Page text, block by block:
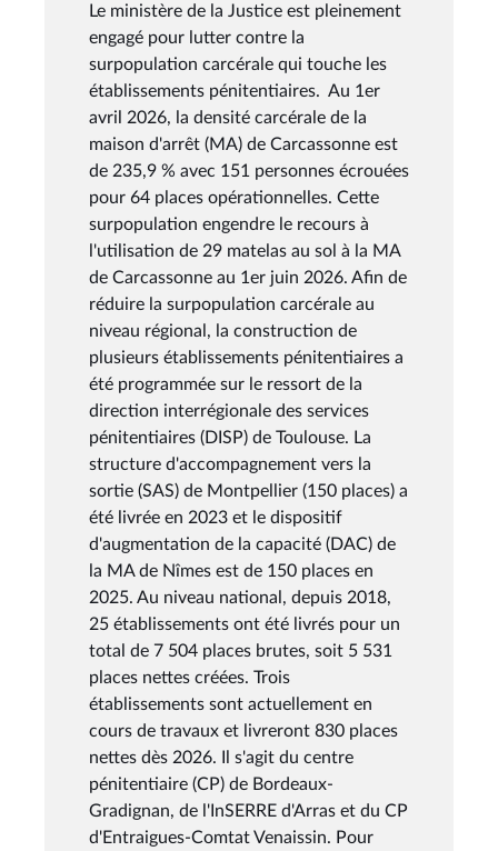
Le ministère de la Justice est pleinement
engagé pour lutter contre la
surpopulation carcérale qui touche les
établissements pénitentiaires. Au 1er
avril 2026, la densité carcérale de la
maison d'arrêt (MA) de Carcassonne est
de 235,9 % avec 151 personnes écrouées
pour 64 places opérationnelles. Cette
surpopulation engendre le recours à
l'utilisation de 29 matelas au sol à la MA
de Carcassonne au 1er juin 2026. Afin de
réduire la surpopulation carcérale au
niveau régional, la construction de
plusieurs établissements pénitentiaires a
été programmée sur le ressort de la
direction interrégionale des services
pénitentiaires (DISP) de Toulouse. La
structure d'accompagnement vers la
sortie (SAS) de Montpellier (150 places) a
été livrée en 2023 et le dispositif
d'augmentation de la capacité (DAC) de
la MA de Nîmes est de 150 places en
2025. Au niveau national, depuis 2018,
25 établissements ont été livrés pour un
total de 7 504 places brutes, soit 5 531
places nettes créées. Trois
établissements sont actuellement en
cours de travaux et livreront 830 places
nettes dès 2026. Il s'agit du centre
pénitentiaire (CP) de Bordeaux-
Gradignan, de l'InSERRE d'Arras et du CP
d'Entraigues-Comtat Venaissin. Pour